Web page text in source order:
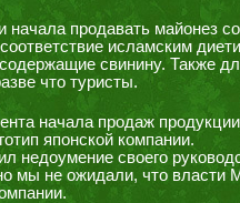
продавать майонез
исламским
свинину. Также
что туристы.
начала продаж
японской компании.
недоумение своего
мы не ожидали, что власти